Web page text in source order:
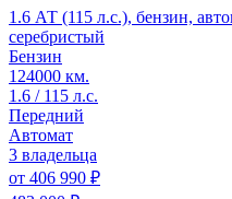
1.6 АТ (115 л.с.), бензин,
серебристый
Бензин
124000 км.
1.6 / 115 л.с.
Передний
Автомат
3 владельца
от 406 990 ₽